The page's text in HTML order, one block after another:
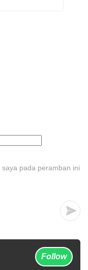
pada peramban ini
Follow